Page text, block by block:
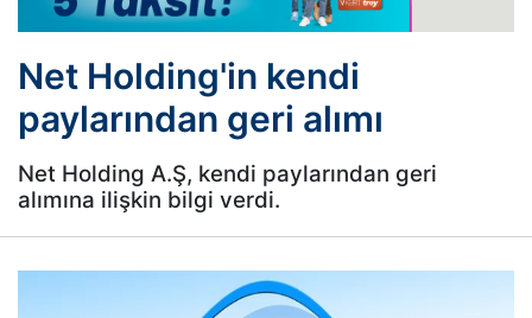
Net Holding'in kendi
paylarından geri alımı
Net Holding A.Ş, kendi paylarından geri
alımına ilişkin bilgi verdi.